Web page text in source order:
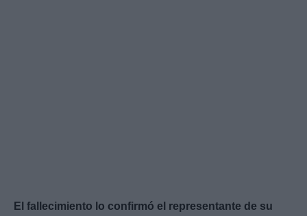
El fallecimiento lo confirmó el representante de su